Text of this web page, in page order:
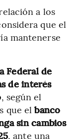
a los
que el
mantenerse
Federal de
de interés
, según el
que elbanco
sin cambios
, ante una